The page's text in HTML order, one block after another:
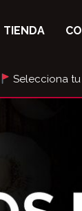
TIENDA
Selecciona